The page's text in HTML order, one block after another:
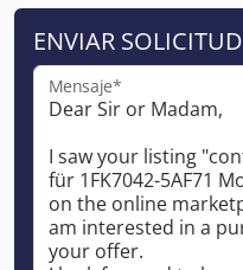
ENVIAR SOLICITUD
Mensaje*